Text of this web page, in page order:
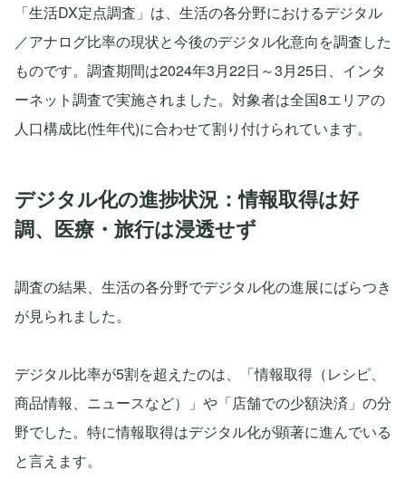
「生活DX定点調査」は、生活の各分野におけるデジタル
／アナログ比率の現状と今後のデジタル化意向を調査した
ものです。調査期間は2024年3月22日～3月25日、インタ
ーネット調査で実施されました。対象者は全国8エリアの
人口構成比(性年代)に合わせて割り付けられています。
デジタル化の進捗状況：情報取得は好
調、医療・旅行は浸透せず
調査の結果、生活の各分野でデジタル化の進展にばらつき
が見られました。
デジタル比率が5割を超えたのは、「情報取得（レシピ、
商品情報、ニュースなど）」や「店舗での少額決済」の分
野でした。特に情報取得はデジタル化が顕著に進んでいる
と言えます。